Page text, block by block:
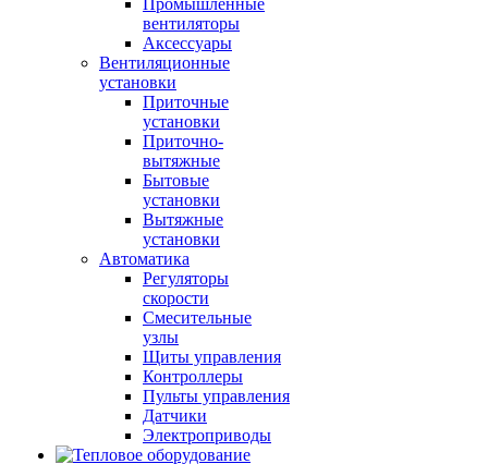
Промышленные
вентиляторы
Аксессуары
Вентиляционные
установки
Приточные
установки
Приточно-
вытяжные
Бытовые
установки
Вытяжные
установки
Автоматика
Регуляторы
скорости
Смесительные
узлы
Щиты управления
Контроллеры
Пульты управления
Датчики
Электроприводы